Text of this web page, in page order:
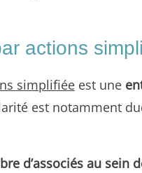
actions
simplifiée est une
est notamment
d’associés au